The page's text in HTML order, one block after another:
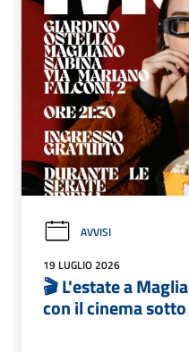
AVVISI
19 LUGLIO 2026
🎬 L'estate a
con il cinema